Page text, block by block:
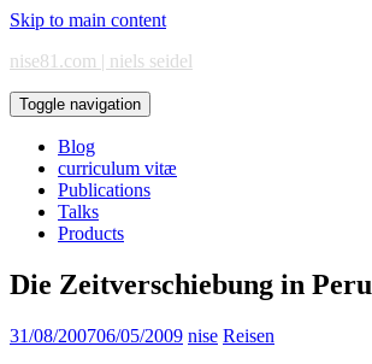
Skip to main content
nise81.com | niels seidel
Toggle navigation
Blog
curriculum vitæ
Publications
Talks
Products
Die Zeitverschiebung in Peru
31/08/200706/05/2009 nise Reisen